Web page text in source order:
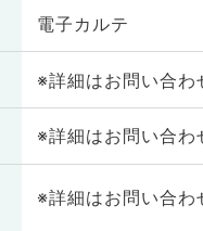
電子カルテ
※詳細はお問い合わ
※詳細はお問い合わ
※詳細はお問い合わ